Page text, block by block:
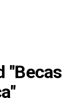
"Becas